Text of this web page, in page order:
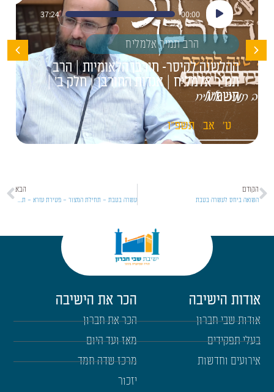
נגן
אודיו
00:00
37:24
הרב תמיר אלמליח
ההלשנה לקיסר- חורבן הלאומיות | הרב
תמיר אלמליח | אגדות החורבן | חלק ב' |
תשפ"ו
ט' אב תשפ"ו
הקודם
השואה ביחס לעשרה בטבת
הבא
עשרה בטבת – תחילת המצור – פטירת עזרא – תרגום התורה ליוונית
אודות הישיבה
אודות שבי חברון
בעלי תפקידים
אירועים וחדשות
הכר את הישיבה
הכר את חברון
מאז ועד היום
מרכז שדה חמד
יזכור